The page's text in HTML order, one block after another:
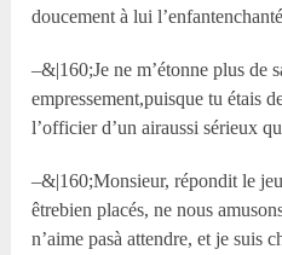
doucement à lui
–&|160;Je ne m’étonne plus de
empressement,puisque tu étais
l’officier d’un airaussi sérieux
–&|160;Monsieur, répondit le
êtrebien placés, ne nous
n’aime pasà attendre, et je suis